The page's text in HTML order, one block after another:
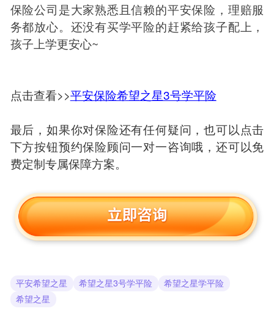
保险公司是大家熟悉且信赖的平安保险，理赔服
务都放心。还没有买学平险的赶紧给孩子配上，
孩子上学更安心~
点击查看>>平安保险希望之星3号学平险
最后，如果你对保险还有任何疑问，也可以点击
下方按钮预约保险顾问一对一咨询哦，还可以免
费定制专属保障方案。
平安希望之星 希望之星3号学平险
希望之星学平险
希望之星